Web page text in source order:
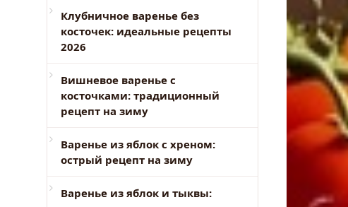
Клубничное варенье без
косточек: идеальные рецепты
2026
Вишневое варенье с
косточками: традиционный
рецепт на зиму
Варенье из яблок с хреном:
острый рецепт на зиму
Варенье из яблок и тыквы: